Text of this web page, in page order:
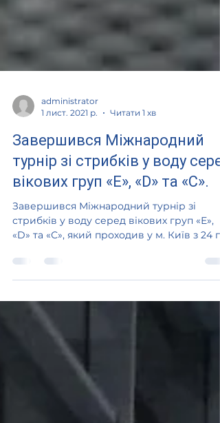
1 лист. 2021 р.
Читати 1 хв
Завершився Міжнародний
турнір зі стрибків у воду
вікових груп «Е», «D» та «С».
Завершився Міжнародний турнір зі
«D» та «С», який проходив у м. Київ з 24
29 жовтня 2021 року!